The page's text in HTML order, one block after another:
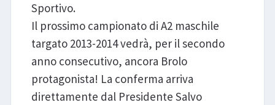
Sportivo.
Il prossimo campionato di A2 maschile
targato 2013-2014 vedrà, per il secondo
anno consecutivo, ancora Brolo
protagonista! La conferma arriva
direttamente dal Presidente Salvo